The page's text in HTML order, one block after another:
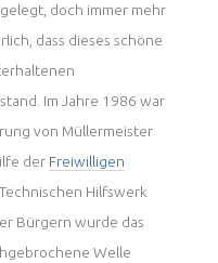
doch immer mehr
dass dieses schöne
Im Jahre 1986 war
von Müllermeister
der Freiwilligen
Hilfswerk
Bürgern wurde das
Welle